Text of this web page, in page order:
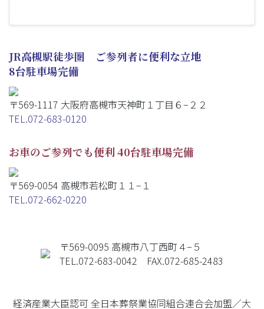
JR高槻駅徒歩圏 ご参列者に便利な立地
8台駐車場完備
〒569-1117 大阪府高槻市天神町１丁目６−２２
TEL.072-683-0120
お車のご参列でも便利 40台駐車場完備
〒569-0054 高槻市若松町１１−１
TEL.072-662-0220
〒569-0095 高槻市八丁西町４−５
TEL.072-683-0042 FAX.072-685-2483
経済産業大臣認可 全日本葬祭業協同組合連合会加盟／大